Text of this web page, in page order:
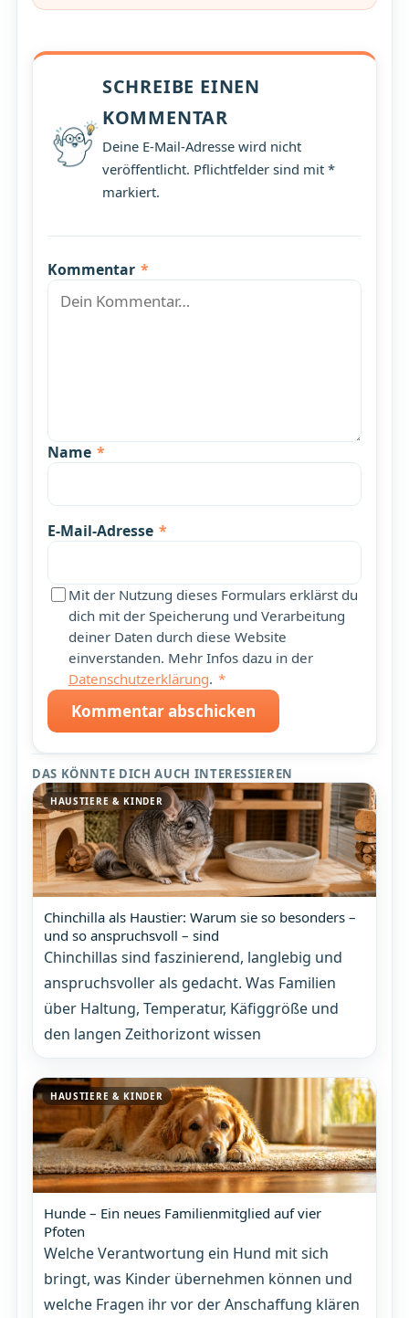
SCHREIBE EINEN
KOMMENTAR
Deine E-Mail-Adresse wird nicht
veröffentlicht. Pflichtfelder sind mit *
markiert.
Kommentar *
Name *
E-Mail-Adresse *
Mit der Nutzung dieses Formulars erklärst du
dich mit der Speicherung und Verarbeitung
deiner Daten durch diese Website
einverstanden. Mehr Infos dazu in der
Datenschutzerklärung. *
Kommentar abschicken
DAS KÖNNTE DICH AUCH INTERESSIEREN
HAUSTIERE & KINDER
Chinchilla als Haustier: Warum sie so besonders –
und so anspruchsvoll – sind
Chinchillas sind faszinierend, langlebig und
anspruchsvoller als gedacht. Was Familien
über Haltung, Temperatur, Käfiggröße und
den langen Zeithorizont wissen
HAUSTIERE & KINDER
Hunde – Ein neues Familienmitglied auf vier
Pfoten
Welche Verantwortung ein Hund mit sich
bringt, was Kinder übernehmen können und
welche Fragen ihr vor der Anschaffung klären